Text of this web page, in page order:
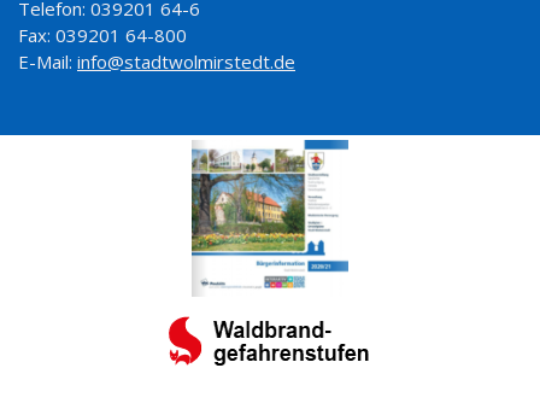
Telefon: 039201 64-6
Fax: 039201 64-800
E-Mail: info@stadtwolmirstedt.de